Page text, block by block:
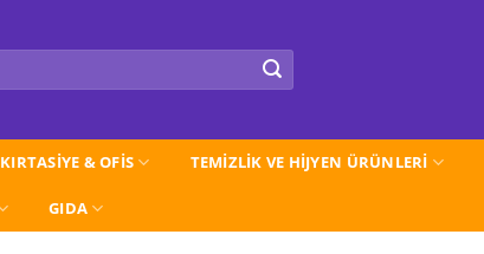
KIRTASİYE & OFİS TEMİZLİK VE HİJYEN ÜRÜNLERİ
GIDA